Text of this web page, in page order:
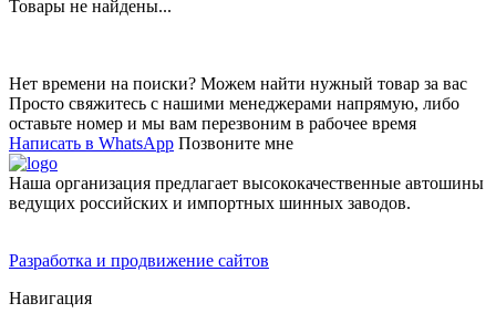
Товары не найдены...
Нет времени на поиски? Можем найти нужный товар за вас
Просто свяжитесь с нашими менеджерами напрямую, либо
оставьте номер и мы вам перезвоним в рабочее время
Написать в WhatsApp Позвоните мне
Наша организация предлагает высококачественные автошины
ведущих российских и импортных шинных заводов.
Разработка и продвижение сайтов
Навигация